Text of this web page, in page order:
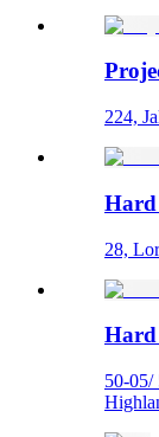
224,
Hard
28,
Hard
50-05/